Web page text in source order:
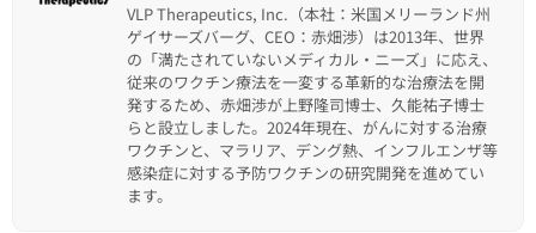
VLP Therapeutics, Inc.（本社：米国メリーランド州
ゲイサーズバーグ、CEO：赤畑渉）は2013年、世界
の「満たされていないメディカル・ニーズ」に応え、
従来のワクチン療法を一変する革新的な治療法を開
発するため、赤畑渉が上野隆司博士、久能祐子博士
らと設立しました。2024年現在、がんに対する治療
ワクチンと、マラリア、デング熱、インフルエンザ等
感染症に対する予防ワクチンの研究開発を進めてい
ます。